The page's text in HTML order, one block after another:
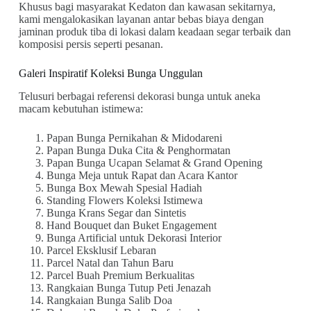
Khusus bagi masyarakat Kedaton dan kawasan sekitarnya,
kami mengalokasikan layanan antar bebas biaya dengan
jaminan produk tiba di lokasi dalam keadaan segar terbaik dan
komposisi persis seperti pesanan.
Galeri Inspiratif Koleksi Bunga Unggulan
Telusuri berbagai referensi dekorasi bunga untuk aneka
macam kebutuhan istimewa:
Papan Bunga Pernikahan & Midodareni
Papan Bunga Duka Cita & Penghormatan
Papan Bunga Ucapan Selamat & Grand Opening
Bunga Meja untuk Rapat dan Acara Kantor
Bunga Box Mewah Spesial Hadiah
Standing Flowers Koleksi Istimewa
Bunga Krans Segar dan Sintetis
Hand Bouquet dan Buket Engagement
Bunga Artificial untuk Dekorasi Interior
Parcel Eksklusif Lebaran
Parcel Natal dan Tahun Baru
Parcel Buah Premium Berkualitas
Rangkaian Bunga Tutup Peti Jenazah
Rangkaian Bunga Salib Doa